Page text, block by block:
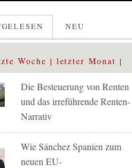
NEU
Woche letzter Monat
Die Besteuerung von Renten
und das irreführende Renten-
Narrativ
Wie Sánchez Spanien zum
neuen EU-